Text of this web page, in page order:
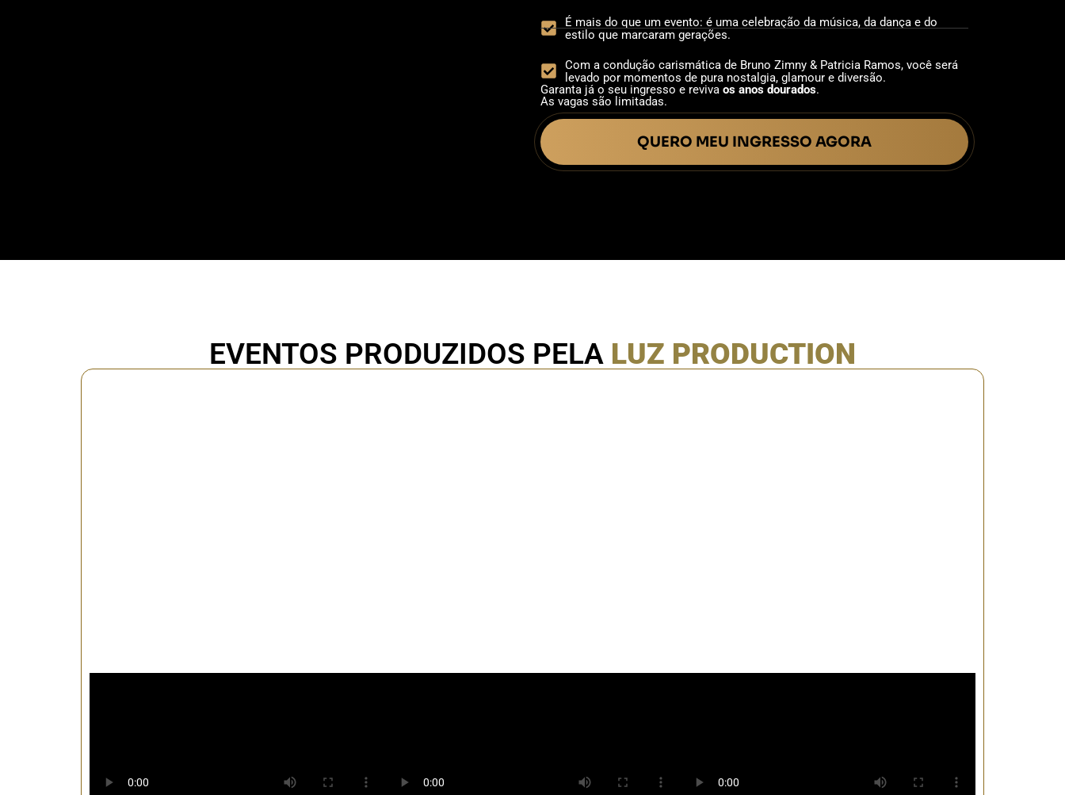
É mais do que um evento: é uma celebração da música, da dança e do
estilo que marcaram gerações.
Com a condução carismática de Bruno Zimny & Patricia Ramos, você será
levado por momentos de pura nostalgia, glamour e diversão.
Garanta já o seu ingresso e reviva os anos dourados.
As vagas são limitadas.
QUERO MEU INGRESSO AGORA
EVENTOS PRODUZIDOS PELA LUZ PRODUCTION